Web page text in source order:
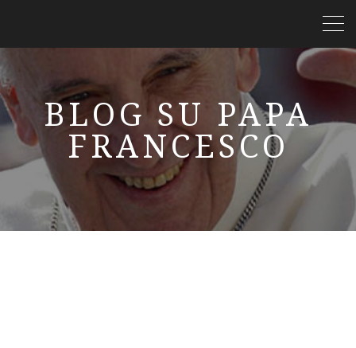
BLOG SU PAPA
FRANCESCO